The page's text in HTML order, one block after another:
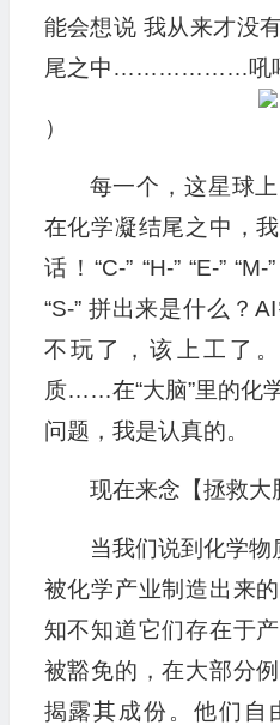
能会想说 我从来才没
尾之中………………吼
）
每一个，这星球
在化学凝结尾之中，
话！“C-” “H-” “E-” “M-”
“S-” 拼出来是什么？
不玩了，该上工了
质……在“大脑”里的化
问题，我是认真的。
现在来念【拯救大
当我们说到化学物
被化学产业制造出来
知不知道它们存在于
被豁免的，在大部分
揭露其成份。他们自